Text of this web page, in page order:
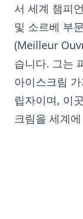
서 세계 챔피
및 소르베 부
(Meilleur
습니다. 그는
아이스크림
립자이며, 이
크림을 세계